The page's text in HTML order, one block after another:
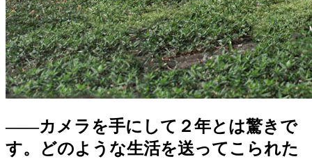
――カメラを手にして２年とは驚きで
す。どのような生活を送ってこられた